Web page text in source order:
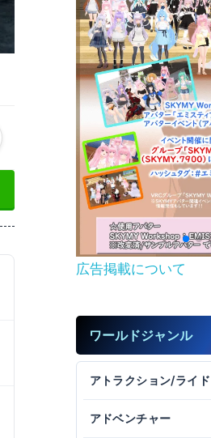
広告掲載について
ワールドジャンル
アトラクション/ライド
アドベンチャー